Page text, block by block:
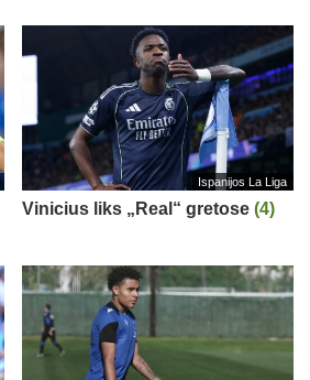
Ispanijos La Liga
Vinicius liks „Real“ gretose(4)